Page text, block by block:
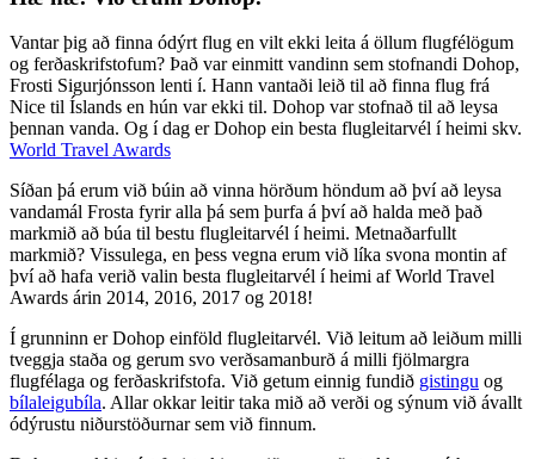
Vantar þig að finna ódýrt flug en vilt ekki leita á öllum flugfélögum
og ferðaskrifstofum? Það var einmitt vandinn sem stofnandi Dohop,
Frosti Sigurjónsson lenti í. Hann vantaði leið til að finna flug frá
Nice til Íslands en hún var ekki til. Dohop var stofnað til að leysa
þennan vanda. Og í dag er Dohop ein besta flugleitarvél í heimi skv.
World Travel Awards
Síðan þá erum við búin að vinna hörðum höndum að því að leysa
vandamál Frosta fyrir alla þá sem þurfa á því að halda með það
markmið að búa til bestu flugleitarvél í heimi. Metnaðarfullt
markmið? Vissulega, en þess vegna erum við líka svona montin af
því að hafa verið valin besta flugleitarvél í heimi af World Travel
Awards árin 2014, 2016, 2017 og 2018!
Í grunninn er Dohop einföld flugleitarvél. Við leitum að leiðum milli
tveggja staða og gerum svo verðsamanburð á milli fjölmargra
flugfélaga og ferðaskrifstofa. Við getum einnig fundið gistingu og
bílaleigubíla. Allar okkar leitir taka mið að verði og sýnum við ávallt
ódýrustu niðurstöðurnar sem við finnum.